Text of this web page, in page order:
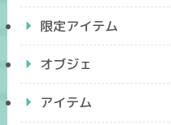
限定アイテム
オブジェ
アイテム